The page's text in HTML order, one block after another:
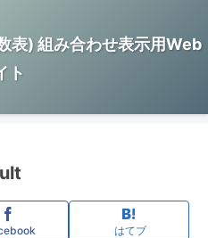
表) 組み合わせ表示用Web
ト
はてブ